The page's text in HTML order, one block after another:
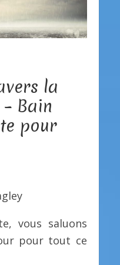
la
Bain
pour
vous saluons
pour tout ce